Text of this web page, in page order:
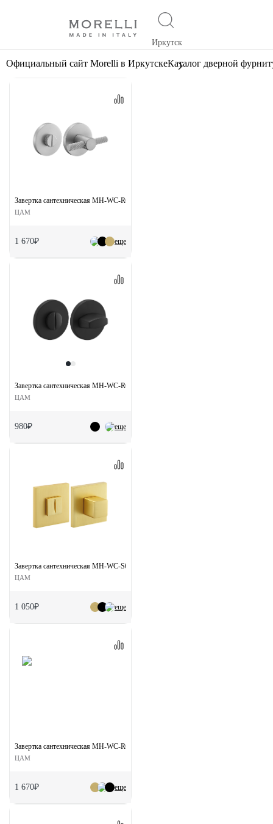
Иркутск
Официальный сайт Morelli в ИркутскеКаталог дверной
еще
Завертка сантехническая MH-WC-R6T MSC на круглой розетке цвет
ЦАМ
1 670₽
еще
Завертка сантехническая MH-WC-R6 BL на круглой розетке цвет черный
ЦАМ
980₽
еще
Завертка сантехническая MH-WC-S6 MSG на квадратной розетке цвет матовое
ЦАМ
1 050₽
еще
Завертка сантехническая MH-WC-R6T MSG на круглой розетке цвет матовое
ЦАМ
1 670₽